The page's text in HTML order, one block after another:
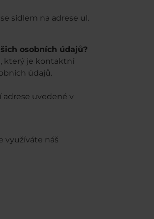
sídlem na adrese ul.
osobních údajů?
který je kontaktní
údajů.
uvedené v
využíváte náš